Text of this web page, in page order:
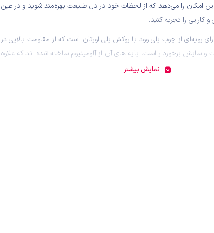
امکان را می‌دهد که از لحظات خود در دل طبیعت بهره‌مند شوید و در عین
کارایی را تجربه کنید.
رویه‌ای از چوب پلی وود با روکش پلی اورتان است که از مقاومت بالایی در
و سایش برخوردار است. پایه‌ های آن از آلومینیوم ساخته شده‌ اند که علاوه
از استحکام بالایی برخوردار است. همچنین قطعات پلاستیکی میز از جنس پلی
نمایش بیشتر